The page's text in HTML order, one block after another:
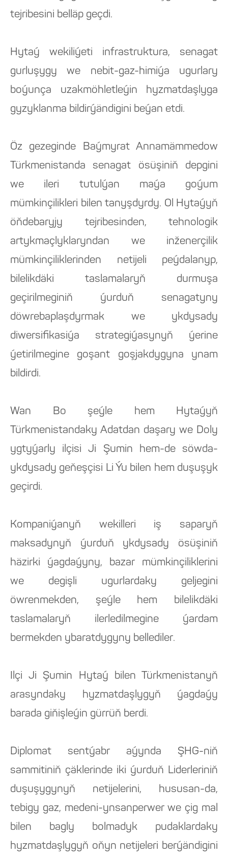
tejribesini belläp geçdi.
Hytaý wekiliýeti infrastruktura, senagat
gurluşygy we nebit-gaz-himiýa ugurlary
boýunça uzakmöhletleýin hyzmatdaşlyga
gyzyklanma bildirýändigini beýan etdi.
Öz gezeginde Baýmyrat Annamämmedow
Türkmenistanda senagat ösüşiniň depgini
we ileri tutulýan maýa goýum
mümkinçilikleri bilen tanyşdyrdy. Ol Hytaýyň
öňdebaryjy tejribesinden, tehnologik
artykmaçlyklaryndan we inženerçilik
mümkinçiliklerinden netijeli peýdalanyp,
bilelikdäki taslamalaryň durmuşa
geçirilmeginiň ýurduň senagatyny
döwrebaplaşdyrmak we ykdysady
diwersifikasiýa strategiýasynyň ýerine
ýetirilmegine goşant goşjakdygyna ynam
bildirdi.
Wan Bo şeýle hem Hytaýyň
Türkmenistandaky Adatdan daşary we Doly
ygtyýarly ilçisi Ji Şumin hem-de söwda-
ykdysady geňeşçisi Li Ýu bilen hem duşuşyk
geçirdi.
Kompaniýanyň wekilleri iş saparyň
maksadynyň ýurduň ykdysady ösüşiniň
häzirki ýagdaýyny, bazar mümkinçiliklerini
we degişli ugurlardaky geljegini
öwrenmekden, şeýle hem bilelikdäki
taslamalaryň ilerledilmegine ýardam
bermekden ybaratdygyny bellediler.
Ilçi Ji Şumin Hytaý bilen Türkmenistanyň
arasyndaky hyzmatdaşlygyň ýagdaýy
barada giňişleýin gürrüň berdi.
Diplomat sentýabr aýynda ŞHG-niň
sammitiniň çäklerinde iki ýurduň Liderleriniň
duşuşygynyň netijelerini, hususan-da,
tebigy gaz, medeni-ynsanperwer we çig mal
bilen bagly bolmadyk pudaklardaky
hyzmatdaşlygyň oňyn netijeleri berýändigini